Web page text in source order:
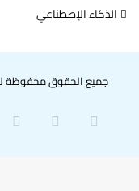
الذكاء الإصطناعي
جميع الحقوق محفوظة
فيسبوك